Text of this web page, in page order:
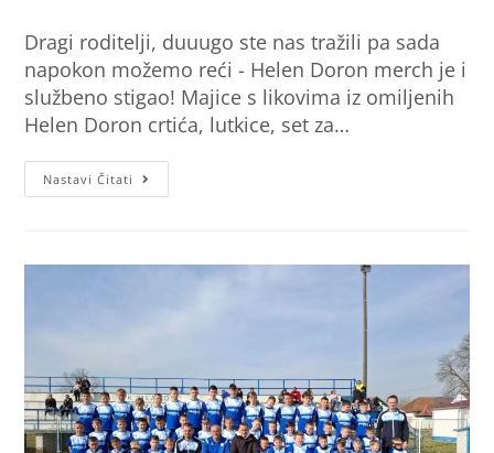
Dragi roditelji, duuugo ste nas tražili pa sada
napokon možemo reći - Helen Doron merch je i
službeno stigao! Majice s likovima iz omiljenih
Helen Doron crtića, lutkice, set za…
Nastavi Čitati